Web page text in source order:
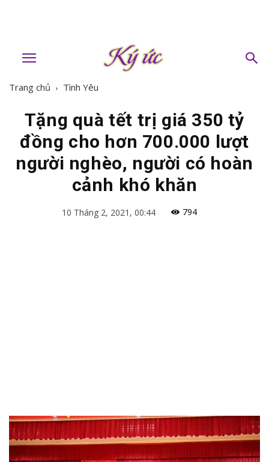
Trang chủ Tình Yêu
Tặng quà tết trị giá 350 tỷ
đồng cho hơn 700.000 lượt
người nghèo, người có hoàn
cảnh khó khăn
10 Tháng 2, 2021, 00:44 794